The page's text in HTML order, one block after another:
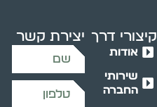
קיצורי דרך
אודות
שירותי
החברה
יצירת קשר